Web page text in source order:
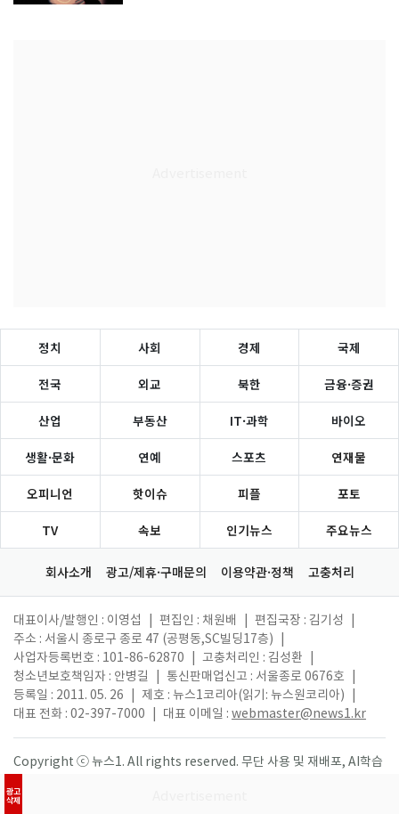
광고
삭제
정치 사회 경제 국제
전국 외교 북한 금융·증권
산업 부동산 IT·과학 바이오
생활·문화 연예 스포츠 연재물
오피니언 핫이슈 피플 포토
TV 속보 인기뉴스 주요뉴스
회사소개 광고/제휴·구매문의 이용약관·정책 고충처리
대표이사/발행인 : 이영섭 편집인 : 채원배 편집국장 : 김기성
주소 : 서울시 종로구 종로 47 (공평동,SC빌딩17층)
사업자등록번호 : 101-86-62870
고충처리인 : 김성환
청소년보호책임자 : 안병길
통신판매업신고 : 서울종로 0676호
등록일 : 2011. 05. 26
제호 : 뉴스1코리아(읽기: 뉴스원코리아)
대표 전화 : 02-397-7000
대표 이메일 : webmaster@news1.kr
Copyright ⓒ 뉴스1. All rights reserved. 무단 사용 및 재배포, AI학습